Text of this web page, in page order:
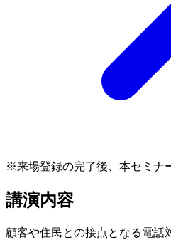
※来場登録の完了後、本セミナ
講演内容
顧客や住民との接点となる電話